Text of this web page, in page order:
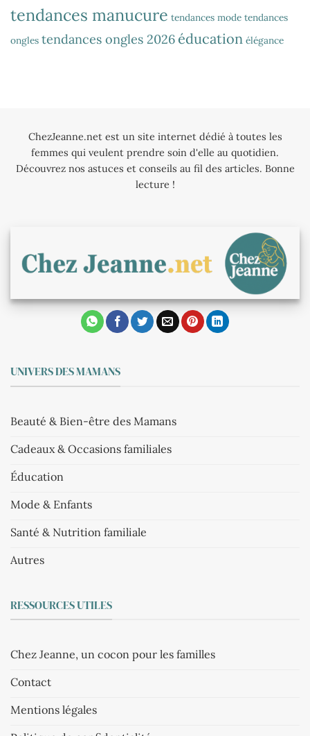
tendances manucure tendances mode tendances
ongles tendances ongles 2026 éducation élégance
ChezJeanne.net est un site internet dédié à toutes les
femmes qui veulent prendre soin d'elle au quotidien.
Découvrez nos astuces et conseils au fil des articles. Bonne
lecture !
UNIVERS DES MAMANS
Beauté & Bien-être des Mamans
Cadeaux & Occasions familiales
Éducation
Mode & Enfants
Santé & Nutrition familiale
Autres
RESSOURCES UTILES
Chez Jeanne, un cocon pour les familles
Contact
Mentions légales